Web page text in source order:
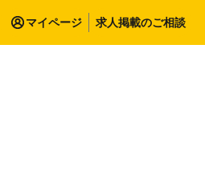
マイページ 求人掲載のご相談